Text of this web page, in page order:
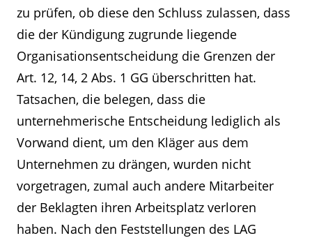
zu prüfen, ob diese den Schluss zulassen, dass
die der Kündigung zugrunde liegende
Organisationsentscheidung die Grenzen der
Art. 12, 14, 2 Abs. 1 GG überschritten hat.
Tatsachen, die belegen, dass die
unternehmerische Entscheidung lediglich als
Vorwand dient, um den Kläger aus dem
Unternehmen zu drängen, wurden nicht
vorgetragen, zumal auch andere Mitarbeiter
der Beklagten ihren Arbeitsplatz verloren
haben. Nach den Feststellungen des LAG